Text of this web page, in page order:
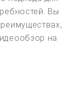
Вы
на